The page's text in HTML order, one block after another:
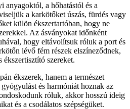
a hőhatástól és a
a karkötőket úszás, fürdés vagy
külön ékszertartóban, hogy ne
Az ásványokat időnként
hogy eltávolítsuk róluk a port és
lévő fém részek elszíneződnek,
ékszertisztító szereket.
ékszerek, hanem a természet
és harmóniát hoznak az
róluk, akkor hosszú ideig
és a csodálatos szépségüket.